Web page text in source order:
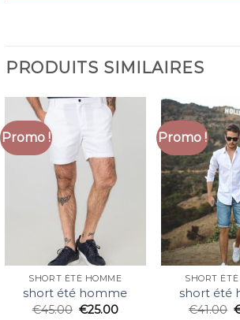
PRODUITS SIMILAIRES
Promo !
SHORT ÉTÉ HOMME
short été homme
€45.00 €25.00
Promo !
SHORT
short été
€41.00